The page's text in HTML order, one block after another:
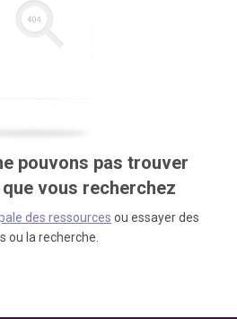
pouvons pas trouver
vous recherchez
des ressources ou essayer des
ou la recherche.